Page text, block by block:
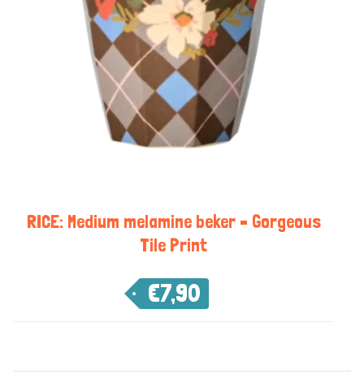
RICE: Medium melamine beker – Gorgeous
Tile Print
€7,90